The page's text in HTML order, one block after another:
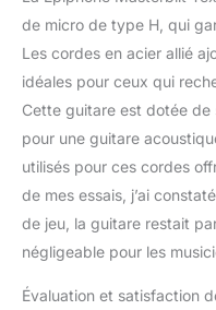
de micro de type H, qui
Les cordes en acier allié
idéales pour ceux qui
Cette guitare est dotée
pour une guitare
utilisés pour ces cordes
de mes essais, j’ai
de jeu, la guitare restait
négligeable pour les
Évaluation et satisfaction